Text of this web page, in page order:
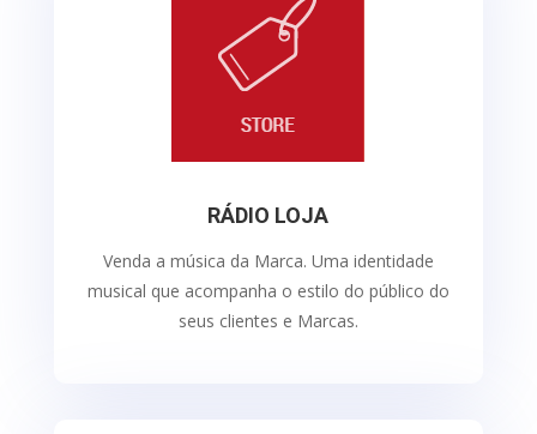
RÁDIO LOJA
Venda a música da Marca. Uma identidade
musical que acompanha o estilo do público do
seus clientes e Marcas.